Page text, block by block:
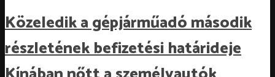
Közeledik a gépjárműadó második
részletének befizetési határideje